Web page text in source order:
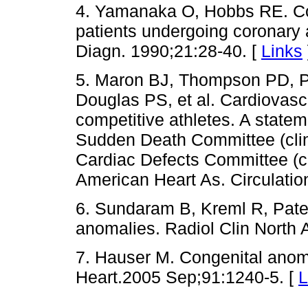
4. Yamanaka O, Hobbs RE.
patients undergoing
Diagn. 1990;21:28-40. [ Links
5. Maron BJ, Thompson PD,
Douglas PS, et al.
competitive athletes. A
Sudden Death Committee
Cardiac Defects Committee
American Heart As.
6. Sundaram B, Kreml R,
anomalies. Radiol Clin North
7. Hauser M. Congenital
Heart.2005 Sep;91:1240-5. [